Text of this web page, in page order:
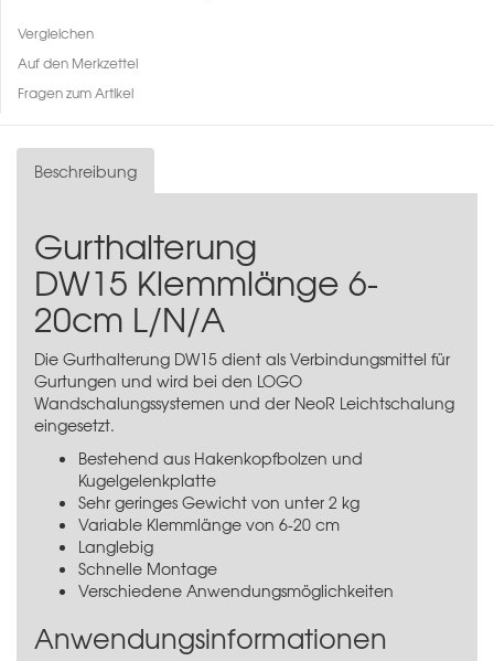
Vergleichen
Auf den Merkzettel
Fragen zum Artikel
Beschreibung
Gurthalterung
DW15 Klemmlänge 6-
20cm L/N/A
Die Gurthalterung DW15 dient als Verbindungsmittel für
Gurtungen und wird bei den LOGO
Wandschalungssystemen und der NeoR Leichtschalung
eingesetzt.
Bestehend aus Hakenkopfbolzen und
Kugelgelenkplatte
Sehr geringes Gewicht von unter 2 kg
Variable Klemmlänge von 6-20 cm
Langlebig
Schnelle Montage
Verschiedene Anwendungsmöglichkeiten
Anwendungsinformationen